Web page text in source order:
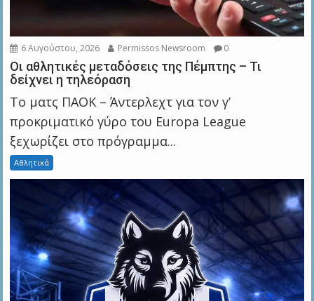
6 Αυγούστου, 2026 Permissos Newsroom 0
Οι αθλητικές μεταδόσεις της Πέμπτης – Τι
δείχνει η τηλεόραση
Το ματς ΠΑΟΚ – Άντερλεχτ για τον γ’
προκριματικό γύρο του Europa League
ξεχωρίζει στο πρόγραμμα...
Αθλητικά